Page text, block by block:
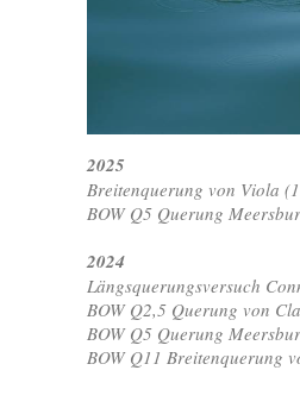
2025
Breitenquerung von Viola
BOW Q5 Querung
2024
Längsquerungsversuch
BOW Q2,5 Querung von
BOW Q5 Querung
BOW Q11 Breitenquerung